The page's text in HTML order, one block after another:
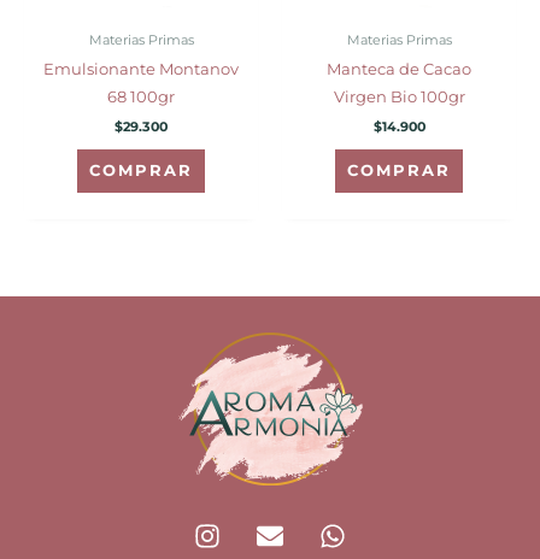
Materias Primas
Emulsionante Montanov
68 100gr
$29.300
COMPRAR
Materias Primas
Manteca de Cacao
Virgen Bio 100gr
$14.900
COMPRAR
I
n
E
n
W
h